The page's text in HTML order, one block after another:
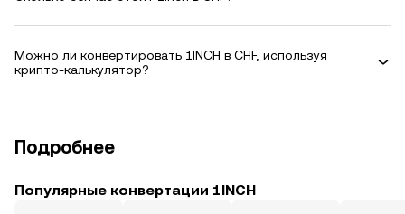
Можно ли конвертировать 1INCH в CHF, используя
крипто-калькулятор?
Подробнее
Популярные конвертации 1INCH